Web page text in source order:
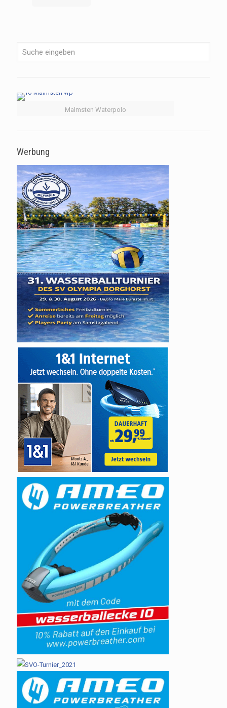
Malmsten Waterpolo
Werbung